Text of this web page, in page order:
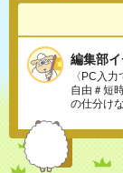
編集部
〈PC入
自由＃短
の仕分け